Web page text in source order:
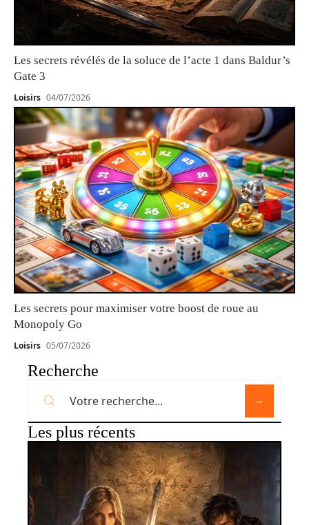
Les secrets révélés de la soluce de l’acte 1 dans Baldur’s
Gate 3
Loisirs 04/07/2026
Les secrets pour maximiser votre boost de roue au
Monopoly Go
Loisirs 05/07/2026
Recherche
Les plus récents